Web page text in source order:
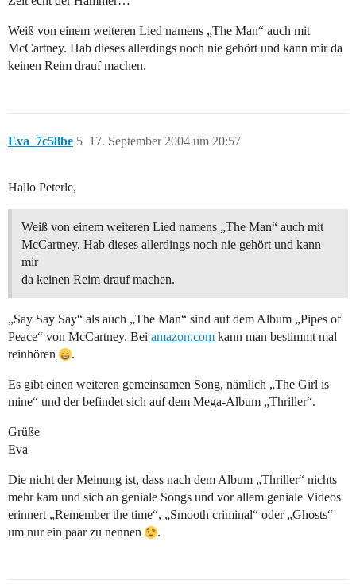
Weiß von einem weiteren Lied namens „The Man“ auch mit
McCartney. Hab dieses allerdings noch nie gehört und kann mir da
keinen Reim drauf machen.
Eva_7c58be 17. September 2004 um 20:57
5
Hallo Peterle,
Weiß von einem weiteren Lied namens „The Man“ auch mit
McCartney. Hab dieses allerdings noch nie gehört und kann
mir
da keinen Reim drauf machen.
„Say Say Say“ als auch „The Man“ sind auf dem Album „Pipes of
Peace“ von McCartney. Bei amazon.com kann man bestimmt mal
reinhören
.
Es gibt einen weiteren gemeinsamen Song, nämlich „The Girl is
mine“ und der befindet sich auf dem Mega-Album „Thriller“.
Grüße
Eva
Die nicht der Meinung ist, dass nach dem Album „Thriller“ nichts
mehr kam und sich an geniale Songs und vor allem geniale Videos
erinnert „Remember the time“, „Smooth criminal“ oder „Ghosts“
um nur ein paar zu nennen
.